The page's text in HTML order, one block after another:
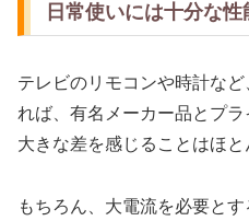
日常使いには十分な性
テレビのリモコンや時計な
れば、有名メーカー品とプ
大きな差を感じることはほと
もちろん、大電流を必要と